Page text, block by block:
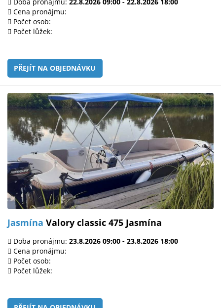
Cena pronájmu:
Počet osob:
Počet lůžek:
PŘEJÍT NA OBJEDNÁVKU
Jasmína Valory classic 475 Jasmína
Doba pronájmu: 23.8.2026 09:00 - 23.8.2026 18:00
Cena pronájmu:
Počet osob:
Počet lůžek: